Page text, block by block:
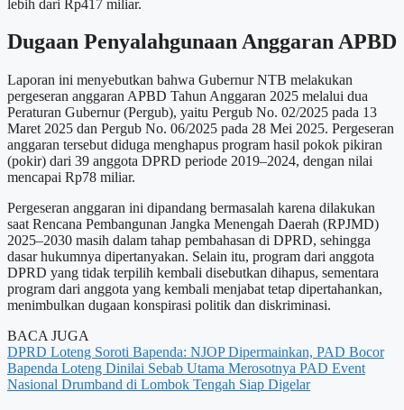
lebih dari Rp417 miliar.
Dugaan Penyalahgunaan Anggaran APBD
Laporan ini menyebutkan bahwa Gubernur NTB melakukan
pergeseran anggaran APBD Tahun Anggaran 2025 melalui dua
Peraturan Gubernur (Pergub), yaitu Pergub No. 02/2025 pada 13
Maret 2025 dan Pergub No. 06/2025 pada 28 Mei 2025. Pergeseran
anggaran tersebut diduga menghapus program hasil pokok pikiran
(pokir) dari 39 anggota DPRD periode 2019–2024, dengan nilai
mencapai Rp78 miliar.
Pergeseran anggaran ini dipandang bermasalah karena dilakukan
saat Rencana Pembangunan Jangka Menengah Daerah (RPJMD)
2025–2030 masih dalam tahap pembahasan di DPRD, sehingga
dasar hukumnya dipertanyakan. Selain itu, program dari anggota
DPRD yang tidak terpilih kembali disebutkan dihapus, sementara
program dari anggota yang kembali menjabat tetap dipertahankan,
menimbulkan dugaan konspirasi politik dan diskriminasi.
BACA JUGA
DPRD Loteng Soroti Bapenda: NJOP Dipermainkan, PAD Bocor
Bapenda Loteng Dinilai Sebab Utama Merosotnya PAD Event
Nasional Drumband di Lombok Tengah Siap Digelar